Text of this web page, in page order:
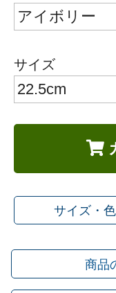
サイズ
サイズ・
商品